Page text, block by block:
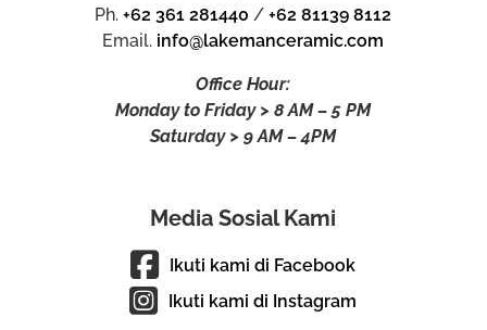
Ph.+62 361 281440 /+62 81139 8112
Email. info@lakemanceramic.com
Office Hour:
Monday to Friday > 8 AM – 5 PM
Saturday > 9 AM – 4PM
Media Sosial Kami
Ikuti kami di Facebook
Ikuti kami di Instagram